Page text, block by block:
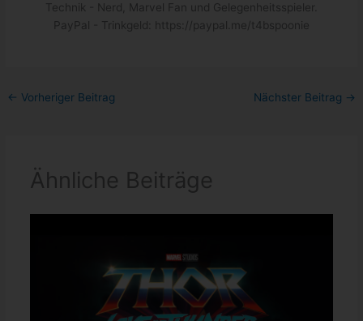
Technik - Nerd, Marvel Fan und Gelegenheitsspieler.
PayPal - Trinkgeld: https://paypal.me/t4bspoonie
← Vorheriger Beitrag Nächster Beitrag →
Ähnliche Beiträge